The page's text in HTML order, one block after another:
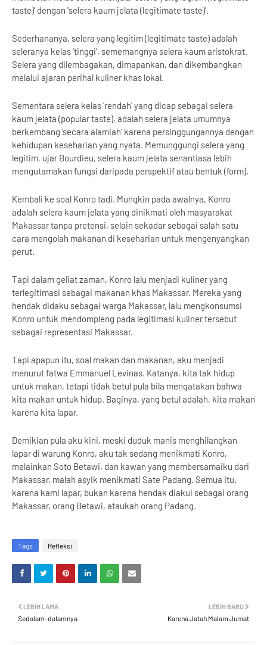
taste)' dengan 'selera kaum jelata (legitimate taste)'.
Sederhananya, selera yang legitim (legitimate taste) adalah
seleranya kelas ‘tinggi’, sememangnya selera kaum aristokrat.
Selera yang dilembagakan, dimapankan, dan dikembangkan
melalui ajaran perihal kuliner khas lokal.
Sementara selera kelas ‘rendah’ yang dicap sebagai selera
kaum jelata (popular taste), adalah selera jelata umumnya
berkembang ‘secara alamiah’ karena persinggungannya dengan
kehidupan keseharian yang nyata. Memunggungi selera yang
legitim, ujar Bourdieu, selera kaum jelata senantiasa lebih
mengutamakan fungsi daripada perspektif atau bentuk (form).
Kembali ke soal Konro tadi. Mungkin pada awalnya, Konro
adalah selera kaum jelata yang dinikmati oleh masyarakat
Makassar tanpa pretensi, selain sekadar sebagai salah satu
cara mengolah makanan di keseharian untuk mengenyangkan
perut.
Tapi dalam geliat zaman, Konro lalu menjadi kuliner yang
terlegitimasi sebagai makanan khas Makassar. Mereka yang
hendak didaku sebagai warga Makassar, lalu mengkonsumsi
Konro untuk mendompleng pada legitimasi kuliner tersebut
sebagai representasi Makassar.
Tapi apapun itu, soal makan dan makanan, aku menjadi
menurut fatwa Emmanuel Levinas. Katanya, kita tak hidup
untuk makan, tetapi tidak betul pula bila mengatakan bahwa
kita makan untuk hidup. Baginya, yang betul adalah, kita makan
karena kita lapar.
Demikian pula aku kini, meski duduk manis menghilangkan
lapar di warung Konro, aku tak sedang menikmati Konro,
melainkan Soto Betawi, dan kawan yang membersamaiku dari
Makassar, malah asyik menikmati Sate Padang. Semua itu,
karena kami lapar, bukan karena hendak diakui sebagai orang
Makassar, orang Betawi, ataukah orang Padang.
Tags Refleksi
LEBIH BARU
Karena Jatah Malam Jumat
LEBIH LAMA
Sedalam-dalamnya